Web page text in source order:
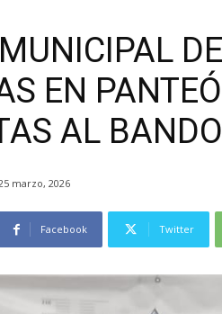
EN
AL BANDO
marzo, 2026
Facebook Twitter